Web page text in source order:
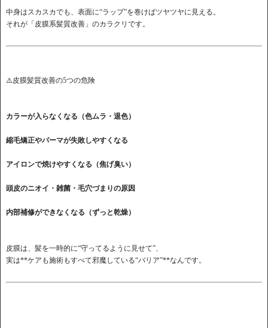
中身はスカスカでも、表面に“ラップ”を巻けばツヤツヤに見える。
それが「皮膜系髪質改善」のカラクリです。
⚠️皮膜髪質改善の5つの危険
カラーが入らなくなる（色ムラ・退色）
縮毛矯正やパーマが失敗しやすくなる
アイロンで焼けやすくなる（焦げ臭い）
頭皮のニオイ・雑菌・毛穴づまりの原因
内部補修ができなくなる（ずっと乾燥）
皮膜は、髪を一時的に“守ってるように見せて”、
実は**ケアも施術もすべて邪魔している“バリア”**なんです。